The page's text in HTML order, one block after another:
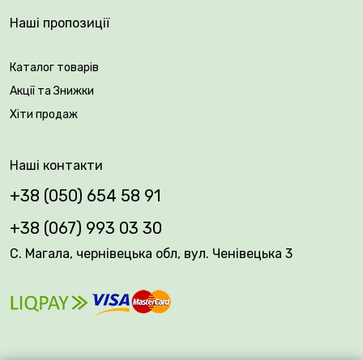
Наші пропозиції
Каталог товарів
Акції та Знижки
Хіти продаж
Наші контакти
+38 (050) 654 58 91
+38 (067) 993 03 30
С. Магала, чернівецька обл, вул. Ченівецька 3